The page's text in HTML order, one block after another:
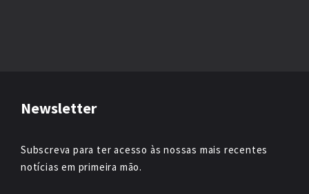
Newsletter
Subscreva para ter acesso às nossas mais recentes
notícias em primeira mão.